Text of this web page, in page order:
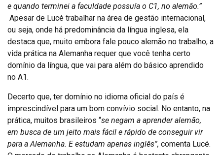
e quando terminei a faculdade possuía o C1, no alemão.”
Apesar de Lucé trabalhar na área de gestão internacional,
ou seja, onde há predominância da língua inglesa, ela
destaca que, muito embora fale pouco alemão no trabalho, a
vida prática na Alemanha requer que você tenha certo
domínio da língua, que vai para além do básico aprendido
no A1.
Decerto que, ter domínio no idioma oficial do país é
imprescindível para um bom convívio social. No entanto, na
prática, muitos brasileiros “se negam a aprender alemão,
em busca de um jeito mais fácil e rápido de conseguir vir
para a Alemanha. E estudam apenas inglês”, comenta Lucé.